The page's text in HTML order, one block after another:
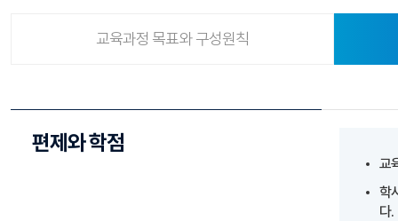
교육과정 목표와 구성원칙
편제와 학점
교
학
다.